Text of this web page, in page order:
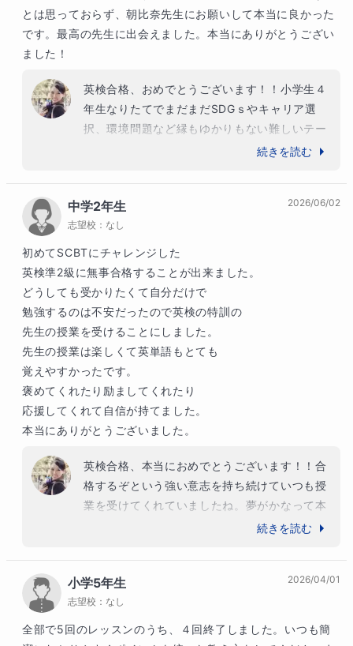
とは思っておらず、朝比奈先生にお願いして本当に良かった
です。最高の先生に出会えました。本当にありがとうござい
ました！
英検合格、おめでとうございます！！小学生４
年生なりたてでまだまだSDGｓやキャリア選
択、環境問題など縁もゆかりもない難しいテー
マにもかかわらず試験本番ではハイスコアで２
にはない細やかなニュアンスを理解したり、主
観的ではなく、客観的な視点での論述だったり
と、高校生レベルの内容でしたがよくついてき
てくれました＾＾　私も誇りに思います！これ
からも自分の得てきた経験を生かしてさらに上
を目指して日本で、また世界で活躍していって
くださいね～
続きを読む
中学2年生
志望校： なし
2026/06/02
初めてSCBTにチャレンジした
英検準2級に無事合格することが出来ました。
どうしても受かりたくて自分だけで
勉強するのは不安だったので英検の特訓の
先生の授業を受けることにしました。
先生の授業は楽しくて英単語もとても
覚えやすかったです。
褒めてくれたり励ましてくれたり
応援してくれて自信が持てました。
本当にありがとうございました。
英検合格、本当におめでとうございます！！合
格するぞという強い意志を持ち続けていつも授
業を受けてくれていましたね。夢がかなって本
当によかったです。今回の授業では英検合格を
のやりたいことを実現させるためのヒントがた
くさん詰まっていたかと思います。これからも
日々の努力を大切に、素敵な未来へ向かって進
んでいってくださいね。応援しています＾＾
続きを読む
小学5年生
志望校： なし
2026/04/01
全部で5回のレッスンのうち、４回終了しました。いつも簡